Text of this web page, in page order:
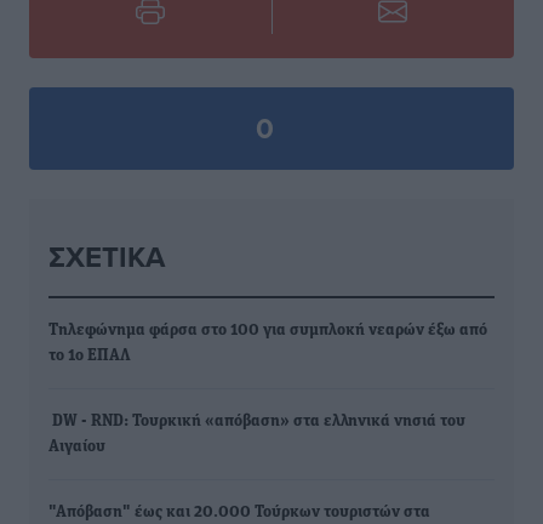
0
ΣΧΕΤΙΚΆ
Τηλεφώνημα φάρσα στο 100 για συμπλοκή νεαρών έξω από
το 1ο ΕΠΑΛ
DW - RND: Τουρκική «απόβαση» στα ελληνικά νησιά του
Αιγαίου
"Απόβαση" έως και 20.000 Τούρκων τουριστών στα